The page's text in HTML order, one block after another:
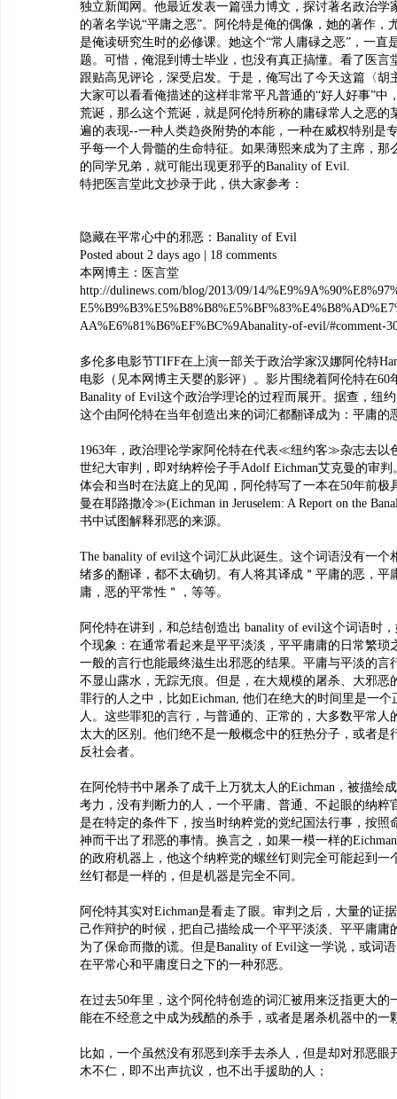
独立新闻网。他最近发表一篇强力博文，探讨著名政治学
的著名学说“平庸之恶”。阿伦特是俺的偶像，她的著作，
是俺读研究生时的必修课。她这个“常人庸碌之恶”，一直
题。可惜，俺混到博士毕业，也没有真正搞懂。看了医言
跟贴高见评论，深受启发。于是，俺写出了今天这篇〈胡
大家可以看看俺描述的这样非常平凡普通的“好人好事”中
荒诞，那么这个荒诞，就是阿伦特所称的庸碌常人之恶的
遍的表现--一种人类趋炎附势的本能，一种在威权特别是
乎每一个人骨髓的生命特征。如果薄熙来成为了主席，那
的同学兄弟，就可能出现更邪乎的Banality of Evil.
特把医言堂此文抄录于此，供大家参考：
隐藏在平常心中的邪恶：Banality of Evil
Posted about 2 days ago | 18 comments
本网博主：医言堂
http://dulinews.com/blog/2013/09/14/
AA%E6%81%B6%EF%BC%9Abanality-of-evil/#comment-
多伦多电影节TIFF在上演一部关于政治学家汉娜阿伦特
电影（见本网博主天婴的影评）。影片围绕着阿伦特在60
Banality of Evil这个政治学理论的过程而展开。据查，纽
这个由阿伦特在当年创造出来的词汇都翻译成为：平庸的
1963年，政治理论学家阿伦特在代表≪纽约客≫杂志去以
世纪大审判，即对纳粹侩子手Adolf Eichman艾克曼的审
体会和当时在法庭上的见闻，阿伦特写了一本在50年前
曼在耶路撒冷≫(Eichman in Jeruselem: A Report on the
书中试图解释邪恶的来源。
The banality of evil这个词汇从此诞生。这个词语没有一个
绪多的翻译，都不太确切。有人将其译成＂平庸的恶，平
庸，恶的平常性＂，等等。
阿伦特在讲到，和总结创造出 banality of evil这个词语时
个现象：在通常看起来是平平淡淡，平平庸庸的日常繁琐
一般的言行也能最终滋生出邪恶的结果。平庸与平淡的言
不显山露水，无踪无痕。但是，在大规模的屠杀、大邪恶
罪行的人之中，比如Eichman, 他们在绝大的时间里是一个
人。这些罪犯的言行，与普通的、正常的，大多数平常人
太大的区别。他们绝不是一般概念中的狂热分子，或者是
反社会者。
在阿伦特书中屠杀了成千上万犹太人的Eichman，被描绘
考力，没有判断力的人，一个平庸、普通、不起眼的纳粹
是在特定的条件下，按当时纳粹党的党纪国法行事，按照
神而干出了邪恶的事情。换言之，如果一模一样的
的政府机器上，他这个纳粹党的螺丝钉则完全可能起到一
丝钉都是一样的，但是机器是完全不同。
阿伦特其实对Eichman是看走了眼。审判之后，大量的证
己作辩护的时候，把自己描绘成一个平平淡淡、平平庸庸
为了保命而撒的谎。但是Banality of Evil这一学说，或词
在平常心和平庸度日之下的一种邪恶。
在过去50年里，这个阿伦特创造的词汇被用来泛指更大的
能在不经意之中成为残酷的杀手，或者是屠杀机器中的一
比如，一个虽然没有邪恶到亲手去杀人，但是却对邪恶眼
木不仁，即不出声抗议，也不出手援助的人；